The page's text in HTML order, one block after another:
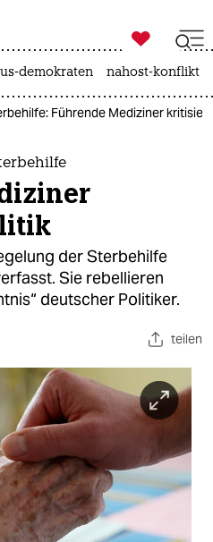
ich

taz zahl ich
us-demokraten nahost-konflikt
Führende Mediziner
der Sterbehilfe
Sie rebellieren
deutscher Politiker.
teilen